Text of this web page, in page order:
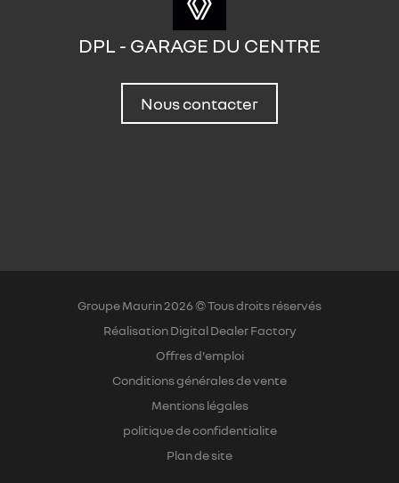
DPL - GARAGE DU CENTRE
Nous contacter
Groupe Maurin 2026 © Tous droits réservés
Réalisation Digital Dealer Factory
Offres d'emploi
Conditions générales de vente
Mentions légales
politique de confidentialite
Plan de site